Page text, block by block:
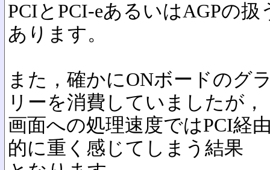
PCIとPCI-eあるいはAGPの
あります。
また，確かにONボードのグ
リーを消費していましたが，
画面への処理速度ではPCI経
的に重く感じてしまう結果